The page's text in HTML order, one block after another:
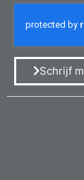
Schrijf